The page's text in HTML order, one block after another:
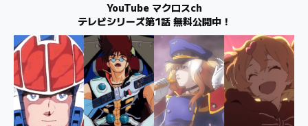
YouTube マクロスch
テレビシリーズ第1話 無料公開中！